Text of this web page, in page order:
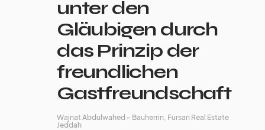
unter den
Gläubigen durch
das Prinzip der
freundlichen
Gastfreundschaft
Wajnat Abdulwahed – Bauherrin, Fursan Real Estate
Jeddah